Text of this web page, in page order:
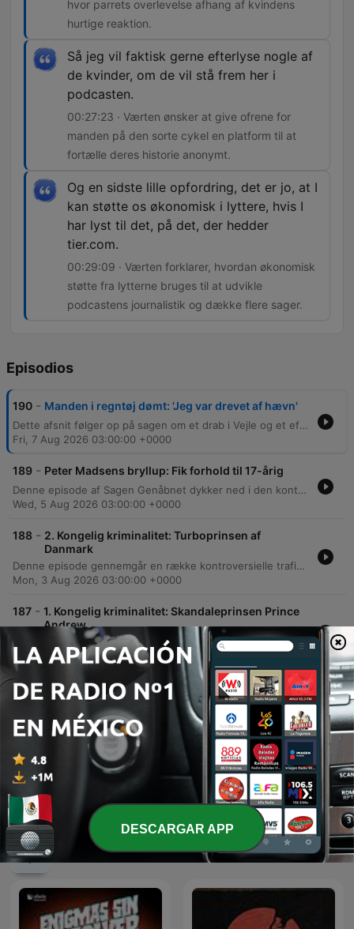
hvor parrets overlevelse afhang af kvindens
hurtige reaktion.
Så jeg vil faktisk gerne efterlyse nogle af
de kvinder, om de vil stå frem her i
podcasten.
00:27:23 · Værten ønsker at give ofrene for
manden på den sorte cykel en platform til at
fortælle deres historie anonymt.
Og en sidste lille opfordring, det er jo, at I
kan støtte os økonomisk i lyttere, hvis I
har lyst til det, på det, der hedder
tier.com.
00:29:09 · Værten forklarer, hvordan økonomisk
støtte fra lytterne bruges til at udvikle
podcastens journalistik og dække flere sager.
Episodios
190 - Manden i regntøj dømt: 'Jeg var drevet af hævn'
Dette afsnit følger op på sagen om et drab i Vejle og et efterfølgende drabforsøg i Vinding, hvor gerningsmandens diagnose af paranoid skizofreni belyses. Episoden gennemgår desuden detaljerne i et voldeligt overfald på et ungt par på en landejendom samt forbindelsen til et drab i Mølholm. Værten efterlyser desuden information om en mand i psykiatriens søgelys og kvinder, der er blevet chikaneret af 'manden på den sorte cykel', samt opfordrer til økonomisk støtte til podcasten.
Fri, 7 Aug 2026 03:00:00 +0000
189 - Peter Madsens bryllup: Fik forhold til 17-årig
Denne episode af Sagen Genåbnet dykker ned i den kontroversielle korrespondance mellem Peter Madsen og en ung kvinde, og hvordan deres relation udviklede sig fra breve til et ønske om ægteskab. Gennem interview med journalisten Jesper Vestergaard Larsen belyses de personlige følelser bag relationen samt de vidtrækkende juridiske konsekvenser for lovgivningen omkring kontakt i fængsler. Der kigges desuden nærmere på de juridiske aspekter af Madsens forsøg på at indgå ægteskab, herunder Højesterets afgørelse om hans rettigheder i forhold til besøg og udgang. Episoden berører også de sikkerhedsmæssige udfordringer ved hans personlighed og hans tendens til manipulation i fængselssystemet.
Wed, 5 Aug 2026 03:00:00 +0000
188 - 2. Kongelig kriminalitet: Turboprinsen af
Danmark
Denne episode gennemgår en række kontroversielle trafikforseelser involveret i det danske kongehus, herunder en voldsom bilulykke i Frankrig i 1988 med kronprins Frederik og prins Joachim samt episoder med høj fart i BMW nær Middelfart. Derudover belyses sager om ulovlig krydsning af den lukkede Storebæltsbro under stormen Egon, en sag fra 1991/1992 involverende Malou Aamund samt de juridiske aspekter af kongelig immunitet. Episoden afsluttes med et blik på prins Joachims politianmeldelse og værternes egne erfaringer med fartbøder.
Mon, 3 Aug 2026 03:00:00 +0000
187 - 1. Kongelig kriminalitet: Skandaleprinsen Prince
Andrew
Denne episode af 'Sagen genåbnet' dykker ned i de historiske skandaler omkring prins Andrew, herunder hans forbindelser til Jeffrey Epstein og de kontroversielle anklager fra ofre som Virginia Giuffre. Episoden gennemgår hans baggrund, de juridiske konsekvenser efter hans interview med BBC Newsnight, samt fratagelsen af hans militære titler. Derudover undersøges nye mistanker om embedsmisbrug i forbindelse med videreformidling af fortrolige dokumenter til Epstein. Episoden berører desuden de potentielle retlige konsekvenser for prinsen og de seneste rygter omkring de kongelige døtres boligforhold.
27 jul. 2026
186 - 6. Peter Lundin: Gammelt had
Denne episode omhandler et nyligt overfald på Peter Lundin i Storstrøm Fængsel, begået af en medindsat som en form for selvtægt. Podcasterne diskuterer gerningsmandens motivation, der bunder i vrede over Lundins tidligere forbrydelser, samt de etiske dilemmaer omkring kriminelle miljøers eget kodex. Værterne reflekterer over Brian Sandbergs holdning til selvtægt og sammenligner det med retssystemets principper. De berører også udfordringerne for Kriminalforsorgen ved at placere forskellige typer kriminelle i samme miljø samt de moderne faciliteter i fængslet.
25 jul. 2026
Mostrar más episodios
Más podcasts de Crímenes reales
Ver todo
DESCARGAR APP